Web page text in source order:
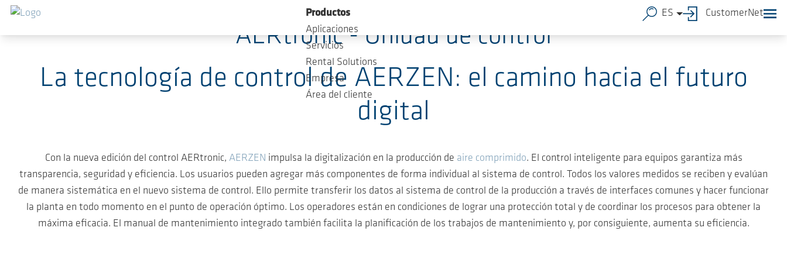
Saltar al contenido principal
Productos
Aplicaciones
Servicios
Rental Solutions
Empresa
Área del cliente
ES CustomerNet
AERtronic - Unidad de control
La tecnología de control de AERZEN: el camino hacia el futuro
digital
Con la nueva edición del control AERtronic, AERZEN impulsa la digitalización en la producción de aire comprimido. El control inteligente para equipos garantiza más
transparencia, seguridad y eficiencia. Los usuarios pueden agregar más componentes de forma individual al sistema de control. Todos los valores medidos se reciben y evalúan
de manera sistemática en el nuevo sistema de control. Ello permite transferir los datos al sistema de control de la producción a través de interfaces comunes y hacer funcionar
la planta en todo momento en el punto de operación óptimo. Los operadores están en condiciones de lograr una protección total y de coordinar los procesos para obtener la
máxima eficacia. El manual de mantenimiento integrado también facilita la planificación de los trabajos de mantenimiento y, por consiguiente, aumenta su eficiencia.